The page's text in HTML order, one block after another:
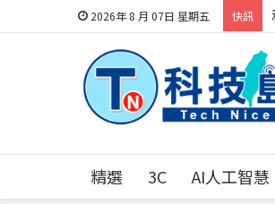
2026年 8 月 07日 星期五 快訊
精選 3C AI人工智慧